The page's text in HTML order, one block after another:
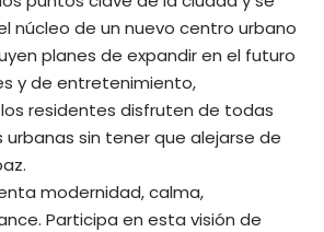
núcleo de un nuevo centro urbano
planes de expandir en el futuro
y de entretenimiento,
residentes disfruten de todas
sin tener que alejarse de
modernidad, calma,
Participa en esta visión de